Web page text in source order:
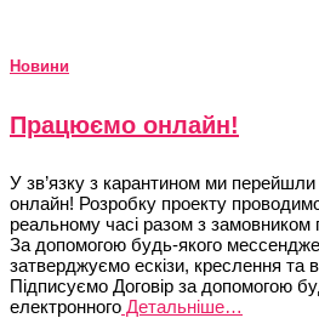
Новини
Працюємо онлайн!
У зв’язку з карантином ми
онлайн! Розробку проекту
реальному часі разом з замовником
За допомогою будь-якого
затверджуємо ескізи, креслення та
Підписуємо Договір за допомогою
електронного Детальніше…